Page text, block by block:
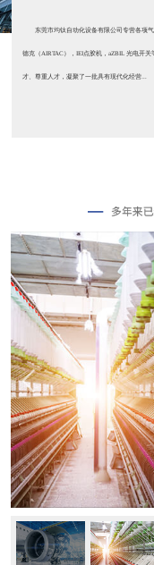
东莞市均钛自动化设备有限公司专营各项气
德克（AIRTAC），IEI点胶机，aZBIL 光电开
才、尊重人才，凝聚了一批具有现代化经营...